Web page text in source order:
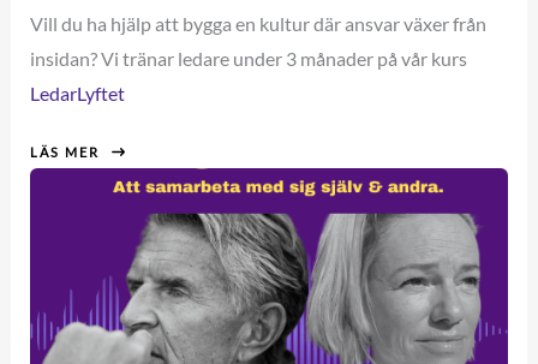
Vill du ha hjälp att bygga en kultur där ansvar växer från
insidan? Vi tränar ledare under 3 månader på vår kurs
LedarLyftet
LÄS MER